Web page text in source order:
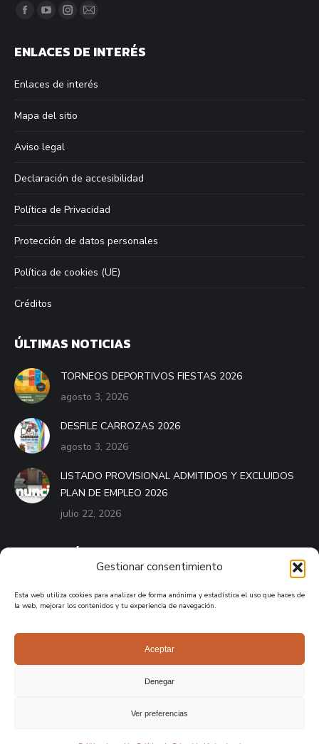
Gestionar consentimiento
Esta web utiliza cookies para analizar de forma anónima y estadística el uso que haces de
la web, mejorar los contenidos y tu experiencia de navegación.
Aceptar
Denegar
Ver preferencias
Find us on:
Facebook
opens
new
window
YouTube
opens
new
window
Instagram
opens
new
window
Mail
opens
new
ENLACES DE INTERÉS
Enlaces de interés
Mapa del sitio
Aviso legal
Declaración de accesibilidad
Política de Privacidad
Protección de datos personales
Política de cookies (UE)
Créditos
ÚLTIMAS NOTICIAS
TORNEOS DEPORTIVOS FIESTAS 2026
agosto 3, 2026
DESFILE CARROZAS 2026
agosto 3, 2026
LISTADO PROVISIONAL ADMITIDOS Y EXCLUIDOS
PLAN DE EMPLEO 2026
julio 22, 2026
BANDO MÓVIL
cualquier ayuntamiento de España una aplicación móvil